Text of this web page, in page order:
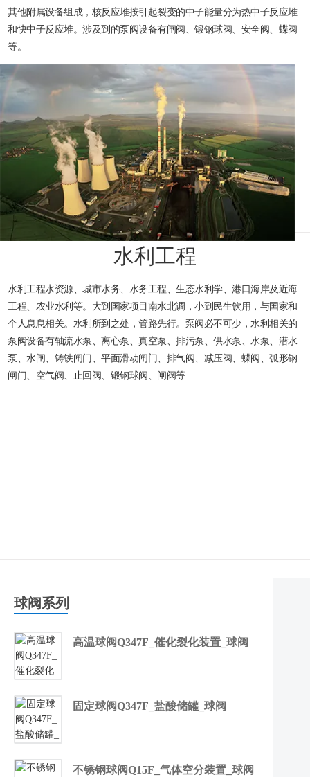
其他附属设备组成，核反应堆按引起裂变的中子能量分为热中子反应堆
和快中子反应堆。涉及到的泵阀设备有闸阀、锻钢球阀、安全阀、蝶阀
等。
水利工程
水利工程水资源、城市水务、水务工程、生态水利学、港口海岸及近海
工程、农业水利等。大到国家项目南水北调，小到民生饮用，与国家和
个人息息相关。水利所到之处，管路先行。泵阀必不可少，水利相关的
泵阀设备有轴流水泵、离心泵、真空泵、排污泵、供水泵、水泵、潜水
泵、水闸、铸铁闸门、平面滑动闸门、排气阀、减压阀、蝶阀、弧形钢
闸门、空气阀、止回阀、锻钢球阀、闸阀等
球阀系列
高温球阀Q347F_催化裂化装置_球阀
固定球阀Q347F_盐酸储罐_球阀
不锈钢球阀Q15F_气体空分装置_球阀